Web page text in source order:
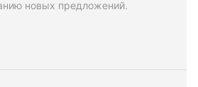
новых предложений.